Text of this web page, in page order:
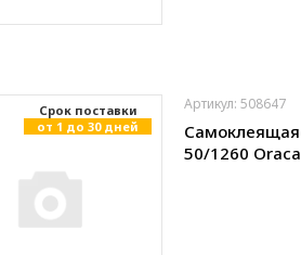
Cрок поставки
от 1 до 30 дней
Артикул: 508647
50/1260